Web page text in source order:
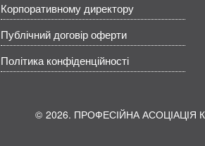
Корпоративному директору
Публічний договір оферти
Політика конфіденційності
2026. ПРОФЕСІЙНА